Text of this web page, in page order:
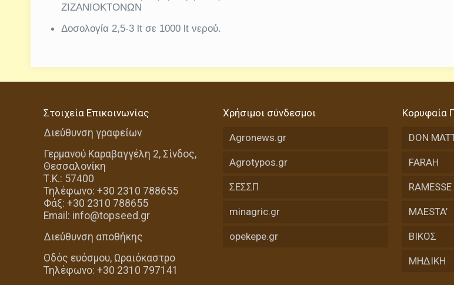
ΖΙΖΑΝΙΟΚΤΟΝΩΝ
Δοσολογία 2,5-3 lt σε 1000 lt νερού.
Στοιχεία Επικοινωνίας
Διεύθυνση γραφείων
Γερμανού Καραβαγγέλη 2, Σίνδος,
Θεσσαλονίκη
Τ.Κ.: 57400
Τηλέφωνο: +30 2310 788655
Φάξ: +30 2310 788655
Email: info@topseed.gr
Διεύθυνση αποθήκης
Οδός ευόσμου, Ωραιόκαστρο
Τηλέφωνο: +30 2310 797141
Χρήσιμοι σύνδεσμοι
Agronews.gr
Agrotypos.gr
ΣΕΣΣΠ
minagric.gr
opekepe.gr
Κορυφαία
DON
FARAH
RAMESSE
MAESTA’
ΒΙΚΟΣ
ΜΗΔΙΚΗ